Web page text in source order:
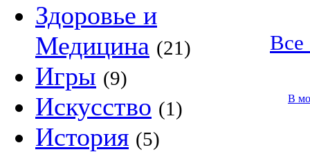
Здоровье и
Медицина (21)
Игры (9)
Искусство (1)
История (5)
Все
В